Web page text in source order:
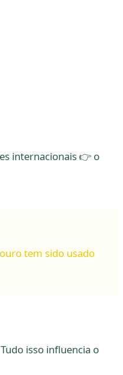
internacionais 👉 o
tem sido usado
isso influencia o